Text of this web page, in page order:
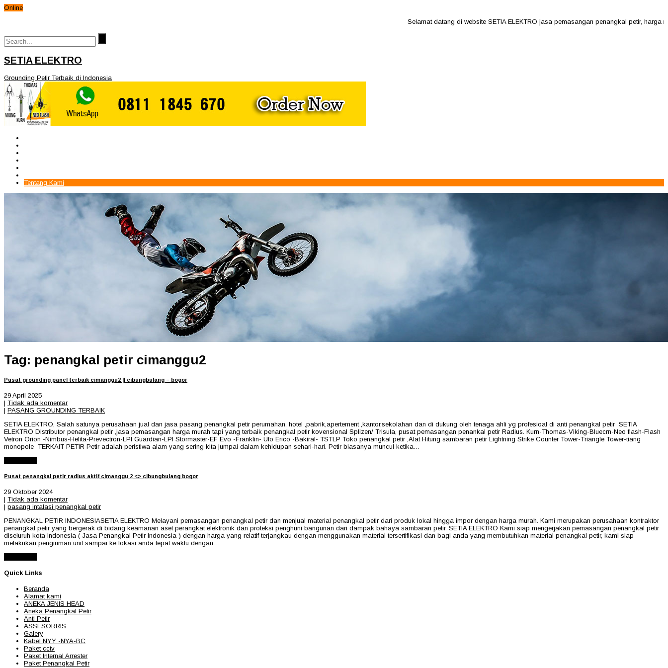
Online
Selamat datang di website SETIA ELEKTRO jasa pemasangan penangkal petir, harga
SETIA ELEKTRO
Grounding Petir Terbaik di Indonesia
Tentang Kami
Tag: penangkal petir cimanggu2
Pusat grounding panel terbaik cimanggu2 || cibungbulang – bogor
29 April 2025
| Tidak ada komentar
| PASANG GROUNDING TERBAIK
SETIA ELEKTRO, Salah satunya perusahaan jual dan jasa pasang penangkal petir perumahan, hotel ,pabrik,apertement ,kantor,sekolahan dan di dukung oleh tenaga ahli yg profesioal di anti penangkal petir SETIA
ELEKTRO Distributor penangkal petir ,jasa pemasangan harga murah tapi yang terbaik penangkal petir kovensional Splizen/ Trisula, pusat pemasangan penankal petir Radius. Kurn-Thomas-Viking-Bluecrn-Neo flash-Flash
Vetron Orion -Nimbus-Helita-Prevectron-LPI Guardian-LPI Stormaster-EF Evo -Franklin- Ufo Erico -Bakiral- TSTLP Toko penangkal petir ,Alat Hitung sambaran petir Lightning Strike Counter Tower-Triangle Tower-tiang
monopole TERKAIT PETIR Petir adalah peristiwa alam yang sering kita jumpai dalam kehidupan sehari-hari. Petir biasanya muncul ketika…
Pusat penangkal petir radius aktif cimanggu 2 <> cibungbulang bogor
29 Oktober 2024
| Tidak ada komentar
| pasang intalasi penangkal petir
PENANGKAL PETIR INDONESIASETIA ELEKTRO Melayani pemasangan penangkal petir dan menjual material penangkal petir dari produk lokal hingga impor dengan harga murah. Kami merupakan perusahaan kontraktor
penangkal petir yang bergerak di bidang keamanan aset perangkat elektronik dan proteksi penghuni bangunan dari dampak bahaya sambaran petir. SETIA ELEKTRO Kami siap mengerjakan pemasangan penangkal petir
diseluruh kota Indonesia ( Jasa Penangkal Petir Indonesia ) dengan harga yang relatif terjangkau dengan menggunakan material tersertifikasi dan bagi anda yang membutuhkan material penangkal petir, kami siap
melakukan pengiriman unit sampai ke lokasi anda tepat waktu dengan…
Quick Links
Beranda
Alamat kami
ANEKA JENIS HEAD
Aneka Penangkal Petir
Anti Petir
ASSESORRIS
Galery
Kabel NYY -NYA-BC
Paket cctv
Paket Internal Arrester
Paket Penangkal Petir